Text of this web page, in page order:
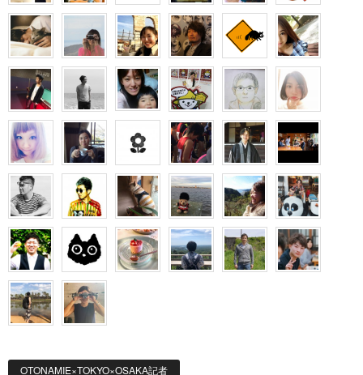
OTONAMIE×TOKYO×OSAKA記者